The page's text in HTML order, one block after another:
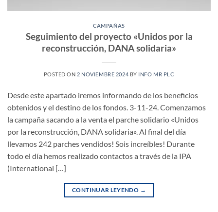
CAMPAÑAS
Seguimiento del proyecto «Unidos por la
reconstrucción, DANA solidaria»
POSTED ON 2 NOVIEMBRE 2024 BY INFO MR PLC
Desde este apartado iremos informando de los beneficios
obtenidos y el destino de los fondos. 3-11-24. Comenzamos
la campaña sacando a la venta el parche solidario «Unidos
por la reconstrucción, DANA solidaria». Al final del día
llevamos 242 parches vendidos! Sois increíbles! Durante
todo el día hemos realizado contactos a través de la IPA
(International […]
CONTINUAR LEYENDO →